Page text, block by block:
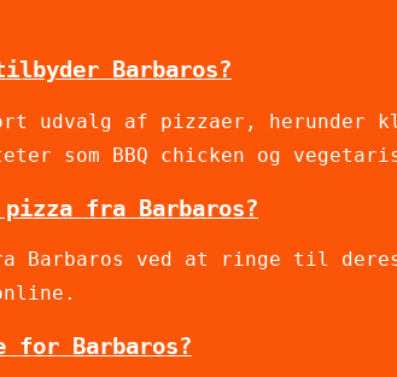
Barbaros?
udvalg af pizzaer, herunder
som BBQ chicken og
fra Barbaros?
Barbaros ved at ringe til deres
for Barbaros?